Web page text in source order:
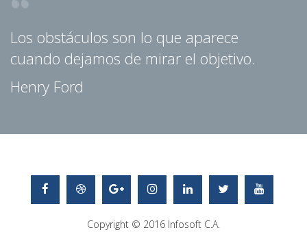
Los obstáculos son lo que aparece
cuando dejamos de mirar el objetivo.
Henry Ford
Copyright © 2016 Infosoft C.A.